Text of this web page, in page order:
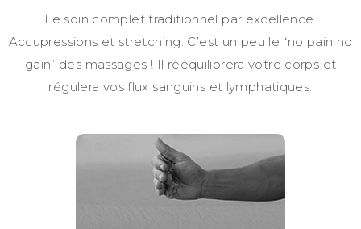
Le soin complet traditionnel par excellence.
Accupressions et stretching. C’est un peu le “no pain no
gain” des massages ! Il rééquilibrera votre corps et
régulera vos flux sanguins et lymphatiques.